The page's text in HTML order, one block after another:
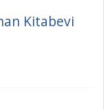
Kitabevi